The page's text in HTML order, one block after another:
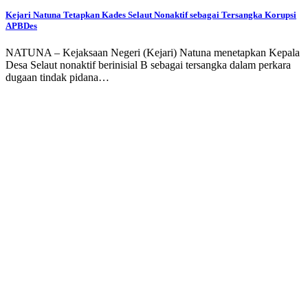
Kejari Natuna Tetapkan Kades Selaut Nonaktif sebagai Tersangka Korupsi
APBDes
NATUNA – Kejaksaan Negeri (Kejari) Natuna menetapkan Kepala
Desa Selaut nonaktif berinisial B sebagai tersangka dalam perkara
dugaan tindak pidana…